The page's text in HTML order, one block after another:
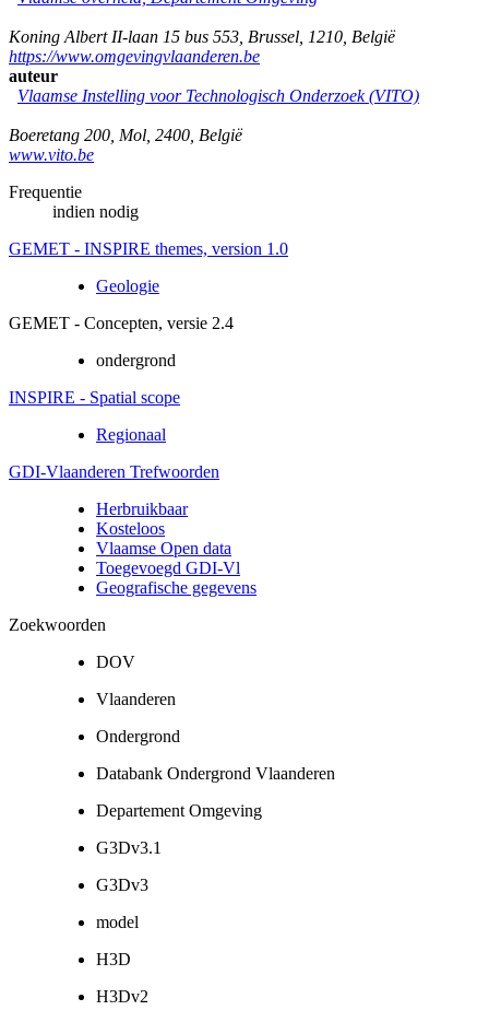
Koning Albert II-laan 15 bus 553 Brussel 1210 België
https://www.omgevingvlaanderen.be
auteur
Vlaamse Instelling voor Technologisch Onderzoek (VITO)
Boeretang 200 Mol 2400 België
www.vito.be
Frequentie
indien nodig
GEMET - INSPIRE themes, version 1.0
Geologie
GEMET - Concepten, versie 2.4
ondergrond
INSPIRE - Spatial scope
Regionaal
GDI-Vlaanderen Trefwoorden
Herbruikbaar
Kosteloos
Vlaamse Open data
Toegevoegd GDI-Vl
Geografische gegevens
Zoekwoorden
DOV
Vlaanderen
Ondergrond
Databank Ondergrond Vlaanderen
Departement Omgeving
G3Dv3.1
G3Dv3
model
H3D
H3Dv2